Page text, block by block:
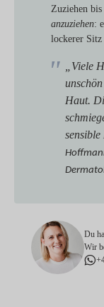
Zuziehen bis
anzuziehen:
lockerer Sitz
„Viele
Haut.
Du
Wir